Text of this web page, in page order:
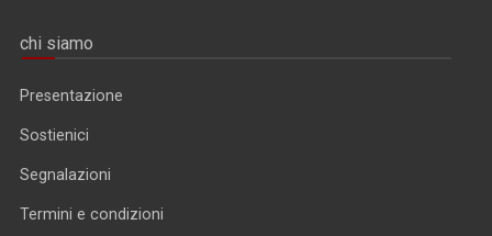
chi siamo
Presentazione
Sostienici
Segnalazioni
Termini e condizioni